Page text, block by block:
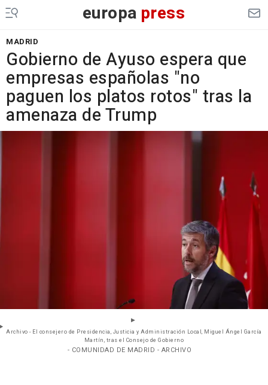
europa press
MADRID
Gobierno de Ayuso espera que
empresas españolas "no
paguen los platos rotos" tras la
amenaza de Trump
Archivo - El consejero de Presidencia, Justicia y Administración Local, Miguel Ángel García
Martín, tras el Consejo de Gobierno
- COMUNIDAD DE MADRID - ARCHIVO